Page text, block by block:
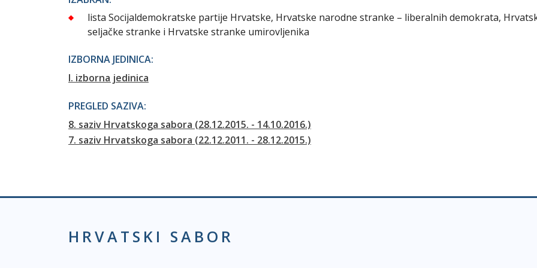
lista Socijaldemokratske partije Hrvatske, Hrvatske narodne stranke – liberalnih demokrata,
seljačke stranke i Hrvatske stranke umirovljenika
IZBORNA JEDINICA:
I. izborna jedinica
PREGLED SAZIVA:
8. saziv Hrvatskoga sabora (28.12.2015. - 14.10.2016.)
7. saziv Hrvatskoga sabora (22.12.2011. - 28.12.2015.)
HRVATSKI SABOR